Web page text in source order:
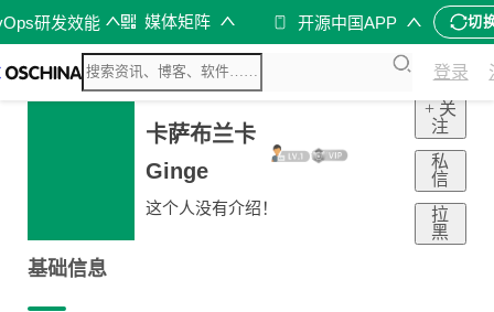
研发效能 媒体矩阵 开源中国APP 切
登录
卡萨布兰卡
Ginge
这个人没有介绍！
+ 关
注
私
信
拉
黑
基础信息